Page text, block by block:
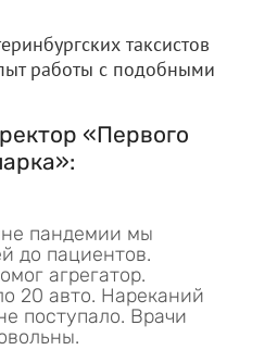
таксистов
работы с подобными
«Первого
пандемии мы
до пациентов.
агрегатор.
20 авто. Нареканий
поступало. Врачи